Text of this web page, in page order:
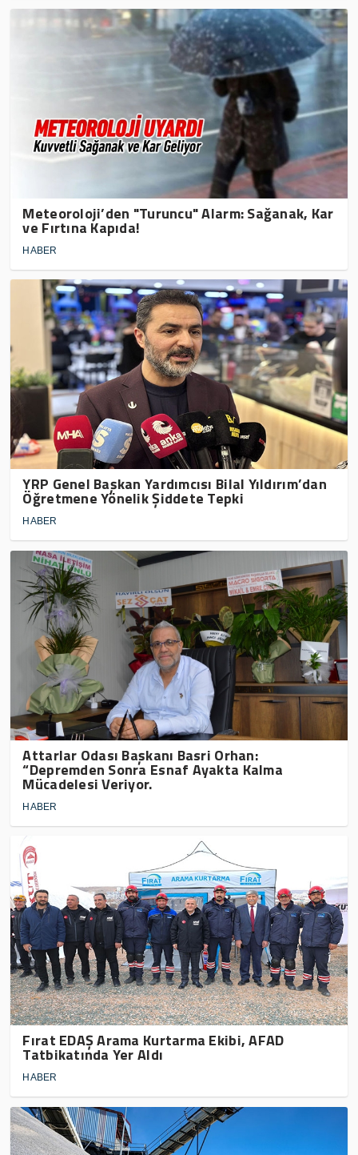
Meteoroloji’den "Turuncu" Alarm: Sağanak, Kar
ve Fırtına Kapıda!
HABER
YRP Genel Başkan Yardımcısı Bilal Yıldırım’dan
Öğretmene Yönelik Şiddete Tepki
HABER
Attarlar Odası Başkanı Basri Orhan:
“Depremden Sonra Esnaf Ayakta Kalma
Mücadelesi Veriyor.
HABER
Fırat EDAŞ Arama Kurtarma Ekibi, AFAD
Tatbikatında Yer Aldı
HABER